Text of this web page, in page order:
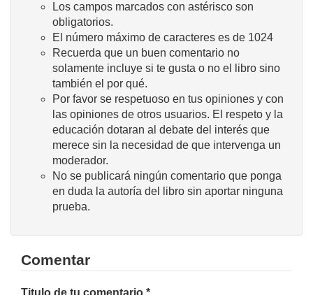
Los campos marcados con astérisco son
obligatorios.
El número máximo de caracteres es de 1024
Recuerda que un buen comentario no
solamente incluye si te gusta o no el libro sino
también el por qué.
Por favor se respetuoso en tus opiniones y con
las opiniones de otros usuarios. El respeto y la
educación dotaran al debate del interés que
merece sin la necesidad de que intervenga un
moderador.
No se publicará ningún comentario que ponga
en duda la autoría del libro sin aportar ninguna
prueba.
Comentar
Titulo de tu comentario *